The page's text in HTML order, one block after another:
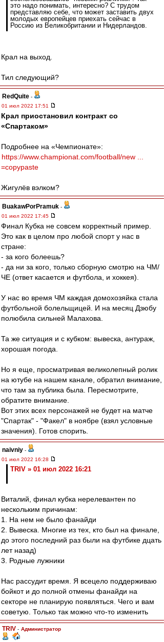
это надо понимать, интересно? С трудом
представляю себе, что может заставить двух
молодых европейцев приехать сейчас в
Россию из Великобритании и Нидерландов.
Крал на выход.
Тил следующий?
RedQuite -
01 июл 2022 17:51
Крал приостановил контракт со
«Спартаком»
Подробнее на «Чемпионате»:
https://www.championat.com/football/new ...
=copypaste
Жигулёв вэлком?
BuakawPorPramuk -
01 июл 2022 17:45
Финал Кубка не совсем корректный пример.
Это как в целом про любой спорт у нас в
стране:
- за кого болеешь?
- да ни за кого, только сборную смотрю на ЧМ/
ЧЕ (ответ касается и футбола, и хоккея).
У нас во время ЧМ каждая домохозяйка стала
футбольной болельщицей. И на месяц Дзюбу
полюбила сильней Малахова.
Та же ситуация и с кубком: вывеска, антураж,
хорошая погода.
Но я еще, просматривая великолепный ролик
на ютубе на нашем канале, обратил внимание,
что там за публика была. Пересмотрите,
обратите внимание.
Вот этих всех персонажей не будет на матче
"Спартак" - "Факел" в ноябре (взял условные
значения). Готов спорить.
naivniy -
01 июл 2022 16:28
TRIV » 01 июл 2022 16:21
Виталий, финал кубка нерелевантен по
нескольким причинам:
1. На нем не было фанайди
2. Вывеска. Многие из тех, кто был на финале,
до этого последний раз были на футбике дцать
лет назад)
3. Родные лужники
Нас рассудит время. Я всецело поддерживаю
бойкот и до полной отмены фанайди на
секторе не планирую появляться. Чего и вам
советую. Только так можно что-то изменить
TRIV - Администратор